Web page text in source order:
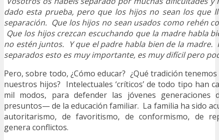
dado esta prueba, pero que los hijos no sean los que
separación. Que los hijos no sean usados como rehén
Que los hijos crezcan escuchando que la madre habla
no estén juntos. Y que el padre habla bien de la madre.
separados esto es muy importante, es muy difícil pero
Pero, sobre todo, ¿Cómo educar? ¿Qué tradición
nuestros hijos? Intelectuales ‘críticos’ de todo tipo han
mil modos, para defender las jóvenes
presuntos— de la educación familiar. La familia ha sido
autoritarismo, de favoritismo, de conformismo, de
genera conflictos.